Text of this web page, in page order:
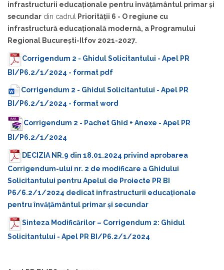
infrastructurii educaționale pentru învățământul primar și
secundar din cadrul
Priorității 6 - O regiune cu
infrastructură educațională modernă, a Programului
Regional București-Ilfov 2021-2027.
Corrigendum 2 - Ghidul Solicitantului - Apel PR
BI/P6.2/1/2024 - format pdf
Corrigendum 2 - Ghidul Solicitantului - Apel PR
BI/P6.2/1/2024 - format word
Corrigendum 2 - Pachet Ghid + Anexe - Apel PR
BI/P6.2/1/2024
DECIZIA NR.9 din 18.01.2024 privind aprobarea
Corrigendum-ului nr. 2 de modificare a Ghidului
Solicitantului pentru Apelul de Proiecte PR BI
P6/6.2/1/2024 dedicat infrastructurii educaționale
pentru învățământul primar și secundar
Sinteza Modificărilor – Corrigendum 2: Ghidul
Solicitantului - Apel PR BI/P6.2/1/2024